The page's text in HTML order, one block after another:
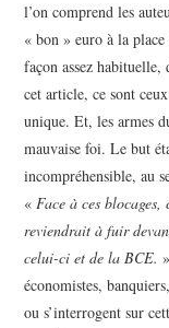
l’on comprend les
« bon » euro à la
façon assez
cet article, ce sont
unique. Et, les armes
mauvaise foi. Le but
incompréhensible, au
«Face à ces
reviendrait à fuir
celui-ci et de la BCE.
économistes,
ou s’interrogent sur